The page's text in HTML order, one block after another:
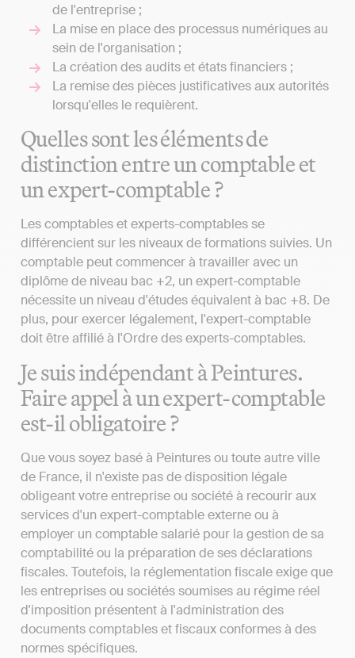
de l'entreprise ;
La mise en place des processus numériques au
sein de l'organisation ;
La création des audits et états financiers ;
La remise des pièces justificatives aux autorités
lorsqu'elles le requièrent.
Quelles sont les éléments de
distinction entre un comptable et
un expert-comptable ?
Les comptables et experts-comptables se
différencient sur les niveaux de formations suivies. Un
comptable peut commencer à travailler avec un
diplôme de niveau bac +2, un expert-comptable
nécessite un niveau d'études équivalent à bac +8. De
plus, pour exercer légalement, l'expert-comptable
doit être affilié à l'Ordre des experts-comptables.
Je suis indépendant à Peintures.
Faire appel à un expert-comptable
est-il obligatoire ?
Que vous soyez basé à Peintures ou toute autre ville
de France, il n'existe pas de disposition légale
obligeant votre entreprise ou société à recourir aux
services d'un expert-comptable externe ou à
employer un comptable salarié pour la gestion de sa
comptabilité ou la préparation de ses déclarations
fiscales. Toutefois, la réglementation fiscale exige que
les entreprises ou sociétés soumises au régime réel
d'imposition présentent à l'administration des
documents comptables et fiscaux conformes à des
normes spécifiques.